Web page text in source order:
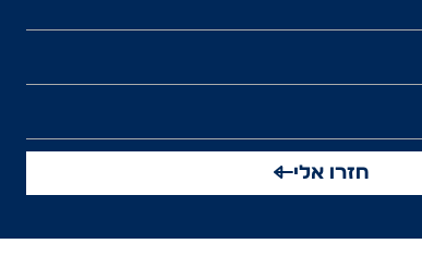
חזרו אלי